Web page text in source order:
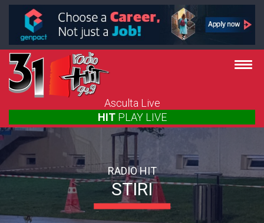
Asculta Live
HIT PLAY LIVE
RADIO HIT
STIRI